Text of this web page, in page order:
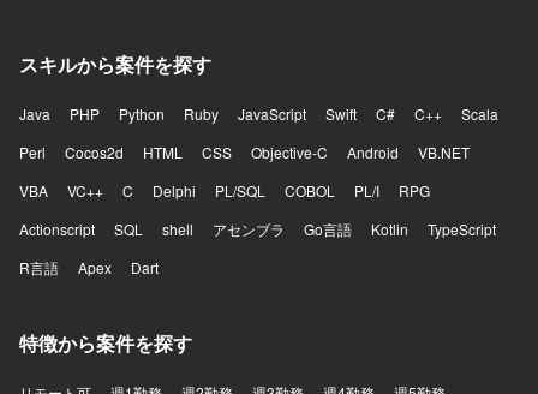
スキルから案件を探す
Java PHP Python Ruby JavaScript Swift C# C++
Scala
Perl
Cocos2d HTML CSS Objective-C Android
VB.NET
VBA
VC++ C Delphi PL/SQL COBOL PL/I
RPG
Actionscript
SQL shell アセンブラ Go言語 Kotlin
TypeScript
R言語
Apex Dart
特徴から案件を探す